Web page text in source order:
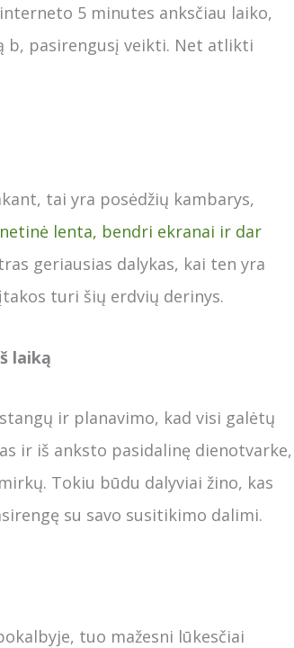
5 minutes anksčiau laiko,
pasirengusį veikti. Net atlikti
tai yra posėdžių kambarys,
lenta, bendri ekranai ir dar
geriausias dalykas, kai ten yra
turi šių erdvių derinys.
laiką
ir planavimo, kad visi galėtų
ir iš anksto pasidalinę dienotvarke,
Tokiu būdu dalyviai žino, kas
su savo susitikimo dalimi.
tuo mažesni lūkesčiai